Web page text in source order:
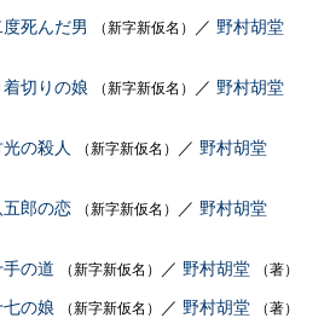
死んだ男 （新字新仮名） ／ 野村胡堂
切りの娘 （新字新仮名） ／ 野村胡堂
の殺人 （新字新仮名） ／ 野村胡堂
郎の恋 （新字新仮名） ／ 野村胡堂
の道 （新字新仮名） ／ 野村胡堂 （著）
の娘 （新字新仮名） ／ 野村胡堂 （著）